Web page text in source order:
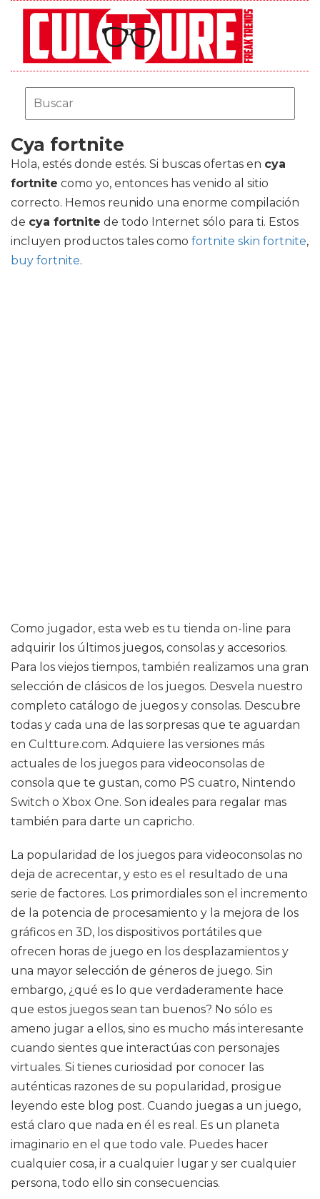
Cya fortnite
Hola, estés donde estés. Si buscas ofertas en cya
fortnite como yo, entonces has venido al sitio
correcto. Hemos reunido una enorme compilación
de cya fortnite de todo Internet sólo para ti. Estos
incluyen productos tales como fortnite skin fortnite,
buy fortnite.
Como jugador, esta web es tu tienda on-line para
adquirir los últimos juegos, consolas y accesorios.
Para los viejos tiempos, también realizamos una gran
selección de clásicos de los juegos. Desvela nuestro
completo catálogo de juegos y consolas. Descubre
todas y cada una de las sorpresas que te aguardan
en Cultture.com. Adquiere las versiones más
actuales de los juegos para videoconsolas de
consola que te gustan, como PS cuatro, Nintendo
Switch o Xbox One. Son ideales para regalar mas
también para darte un capricho.
La popularidad de los juegos para videoconsolas no
deja de acrecentar, y esto es el resultado de una
serie de factores. Los primordiales son el incremento
de la potencia de procesamiento y la mejora de los
gráficos en 3D, los dispositivos portátiles que
ofrecen horas de juego en los desplazamientos y
una mayor selección de géneros de juego. Sin
embargo, ¿qué es lo que verdaderamente hace
que estos juegos sean tan buenos? No sólo es
ameno jugar a ellos, sino es mucho más interesante
cuando sientes que interactúas con personajes
virtuales. Si tienes curiosidad por conocer las
auténticas razones de su popularidad, prosigue
leyendo este blog post. Cuando juegas a un juego,
está claro que nada en él es real. Es un planeta
imaginario en el que todo vale. Puedes hacer
cualquier cosa, ir a cualquier lugar y ser cualquier
persona, todo ello sin consecuencias.